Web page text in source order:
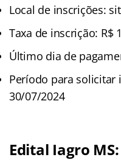
Local de inscrições:
Taxa de inscrição: R$
Último dia de
Período para solicitar
30/07/2024
Edital Iagro